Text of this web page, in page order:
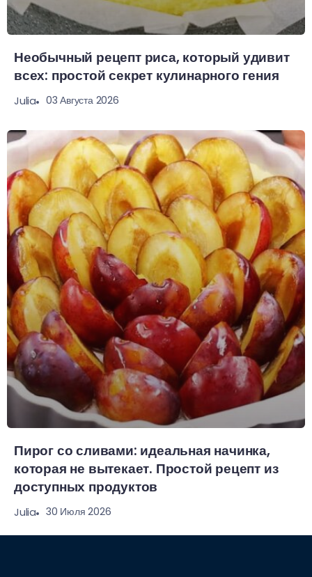
Необычный рецепт риса, который удивит
всех: простой секрет кулинарного гения
Julia 03 Августа 2026
Пирог со сливами: идеальная начинка,
которая не вытекает. Простой рецепт из
доступных продуктов
Julia 30 Июля 2026